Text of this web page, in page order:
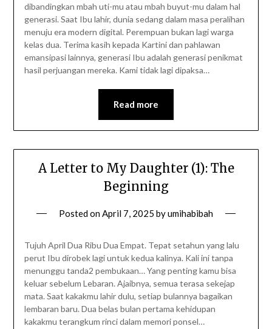
dibandingkan mbah uti-mu atau mbah buyut-mu dalam hal
generasi. Saat Ibu lahir, dunia sedang dalam masa peralihan
menuju era modern digital. Perempuan bukan lagi warga
kelas dua. Terima kasih kepada Kartini dan pahlawan
emansipasi lainnya, generasi Ibu adalah generasi penikmat
hasil perjuangan mereka. Kami tidak lagi dipaksa…
Read more
A Letter to My Daughter (1): The
Beginning
Posted onApril 7, 2025 byumihabibah
Tujuh April Dua Ribu Dua Empat. Tepat setahun yang lalu
perut Ibu dirobek lagi untuk kedua kalinya. Kali ini tanpa
menunggu tanda2 pembukaan… Yang penting kamu bisa
keluar sebelum Lebaran. Ajaibnya, semua terasa sekejap
mata. Saat kakakmu lahir dulu, setiap bulannya bagaikan
lembaran baru. Dua belas bulan pertama kehidupan
kakakmu terangkum rinci dalam memori ponsel…